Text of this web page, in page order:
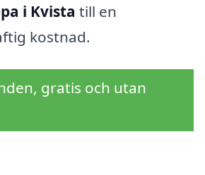
i Kvista till en
kostnad.
gratis och utan